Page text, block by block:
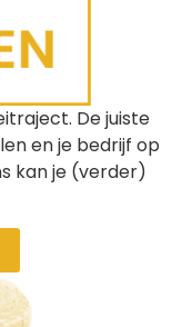
De juiste
en je bedrijf op
kan je (verder)